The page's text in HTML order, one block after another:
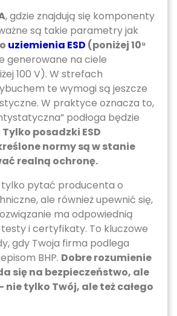
, gdzie znajdują się komponenty
są takie parametry jak
uziemienia ESD (poniżej 10⁹
generowane na ciele
100 V). W strefach
te wymogi są jeszcze
W praktyce oznacza to,
podłoga będzie
Tylko posadzki ESD
normy są w stanie
realną ochronę.
pytać producenta o
ale również upewnić się,
ma odpowiednią
i certyfikaty. To kluczowe
gdy Twoja firma podlega
BHP. Dobre rozumienie
się na bezpieczeństwo, ale
nie tylko Twój, ale też całego